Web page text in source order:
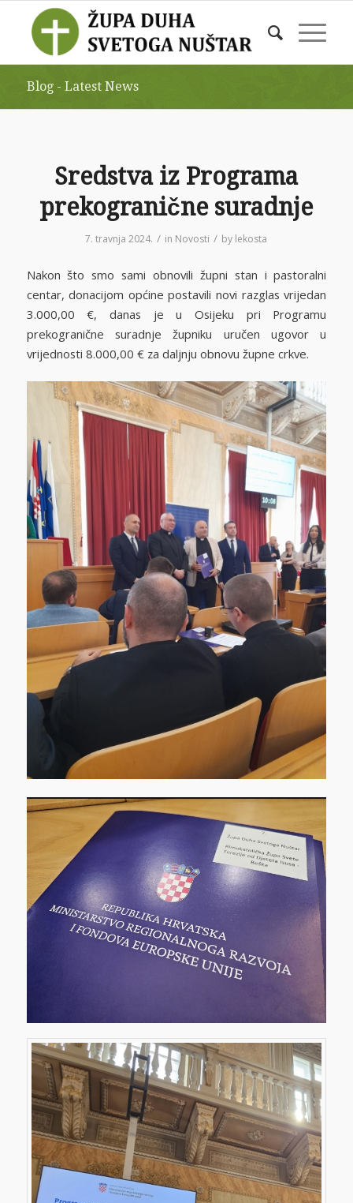
Blog - Latest News
Sredstva iz Programa
prekogranične suradnje
7. travnja 2024. / in Novosti / by lekosta
Nakon što smo sami obnovili župni stan i pastoralni
centar, donacijom općine postavili novi razglas vrijedan
3.000,00 €, danas je u Osijeku pri Programu
prekogranične suradnje župniku uručen ugovor u
vrijednosti 8.000,00 € za daljnju obnovu župne crkve.